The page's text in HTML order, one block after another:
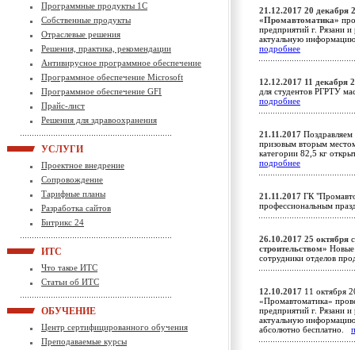
Программные продукты 1С
Собственные продукты
Отраслевые решения
Решения, практика, рекомендации
Антивирусное программное обеспечение
Программное обеспечение Microsoft
Программное обеспечение GFI
Прайс-лист
Решения для здравоохранения
УСЛУГИ
Проектное внедрение
Сопровождение
Тарифные планы
Разработка сайтов
Битрикс 24
ИТС
Что такое ИТС
Статьи об ИТС
ОБУЧЕНИЕ
Центр сертифицированного обучения
Преподаваемые курсы
21.12.2017 20 декабря
«Промавтоматика»
предприятий г. Рязани и
актуальную
подробнее
12.12.2017 11 декабря
для студентов РГРТУ
подробнее
21.11.2017 Поздравляем
призовым вторым
категории 82,5 кг
подробнее
21.11.2017 ГК
профессиональным
26.10.2017 25 октября
строительством» Новые
сотрудники отделов
12.10.2017 11 октября
«Промавтоматика»
предприятий г. Рязани и
актуальную информацию
абсолютно бесплатно.